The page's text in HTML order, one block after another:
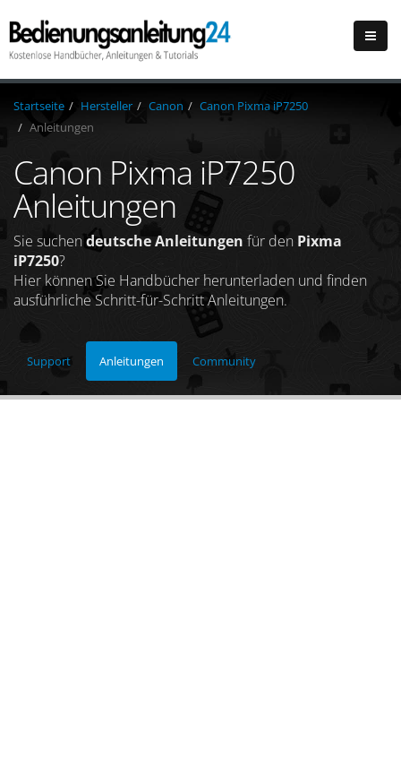
Startseite Hersteller Canon
Canon Pixma iP7250
Anleitungen
Canon Pixma iP7250
Anleitungen
Sie suchendeutsche Anleitungen für den Pixma
iP7250?
Hier können Sie Handbücher herunterladen und finden
ausführliche Schritt-für-Schritt Anleitungen.
Support Anleitungen Community